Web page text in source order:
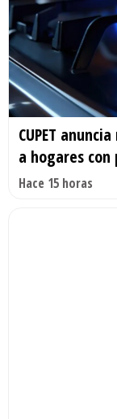
CUPET
a hogares
Hace 15 horas